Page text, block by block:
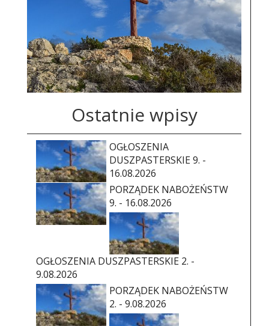
Ostatnie wpisy
OGŁOSZENIA
DUSZPASTERSKIE 9. -
16.08.2026
PORZĄDEK NABOŻEŃSTW
9. - 16.08.2026
OGŁOSZENIA DUSZPASTERSKIE 2. -
9.08.2026
PORZĄDEK NABOŻEŃSTW
2. - 9.08.2026